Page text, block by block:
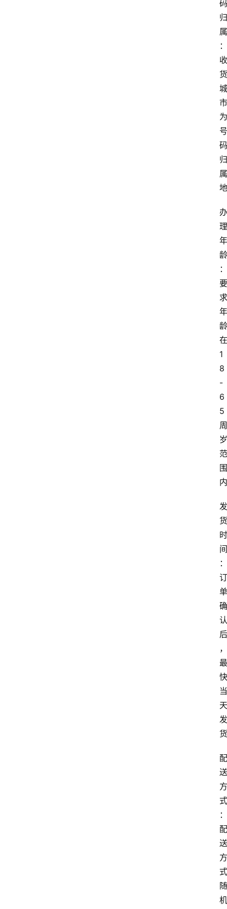
码
归
属
：
收
货
城
市
为
号
码
归
属
地
办
理
年
龄
：
要
求
年
龄
在
1
8
-
6
5
周
岁
范
围
内
发
货
时
间
：
订
单
确
认
后
，
最
快
当
天
发
货
配
送
方
式
：
配
送
方
式
随
机